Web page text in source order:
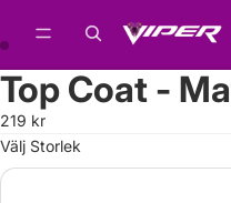
Top Coat -
219 kr
Välj Storlek